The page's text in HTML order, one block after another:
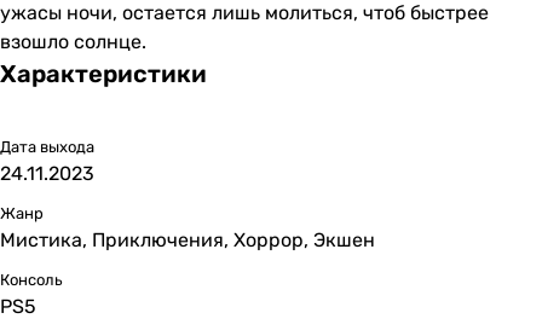
ужасы ночи, остается лишь молиться, чтоб быстрее
взошло солнце.
Характеристики
Дата выхода
24.11.2023
Жанр
Мистика, Приключения, Хоррор, Экшен
Консоль
PS5